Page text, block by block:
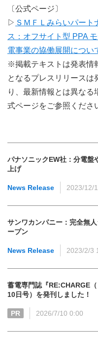
〔公式ページ〕
▷ ＳＭＦＬみらいパー
ス：オフサイト型 PPA
電事業の協働展開につい
※掲載テキストは発表情
となるプレスリリースは
り、最新情報とは異な
式ページをご参照くださ
パナソニックEW社：分電盤
上げ
News Release 2023/12/
サンワカンパニー：完全無
ープン
News Release 2023/2/3
蓄電専門誌『RE:CHARGE
10日号）を発刊しました！
PR 2026/7/10 0:00